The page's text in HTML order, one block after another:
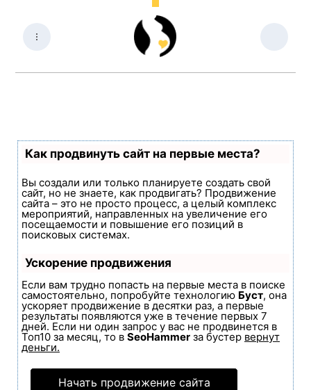
Как продвинуть сайт на первые места?
Вы создали или только планируете создать свой
сайт, но не знаете, как продвигать? Продвижение
сайта – это не просто процесс, а целый комплекс
мероприятий, направленных на увеличение его
посещаемости и повышение его позиций в
поисковых системах.
Ускорение продвижения
Если вам трудно попасть на первые места в поиске
самостоятельно, попробуйте технологию Буст, она
ускоряет продвижение в десятки раз, а первые
результаты появляются уже в течение первых 7
дней. Если ни один запрос у вас не продвинется в
Топ10 за месяц, то в SeoHammer за бустер вернут
деньги.
Начать продвижение сайта